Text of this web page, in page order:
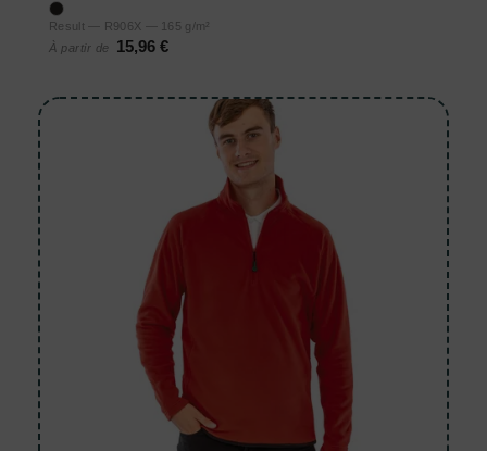
Result — R906X — 165 g/m²
À partir de
15,96 €